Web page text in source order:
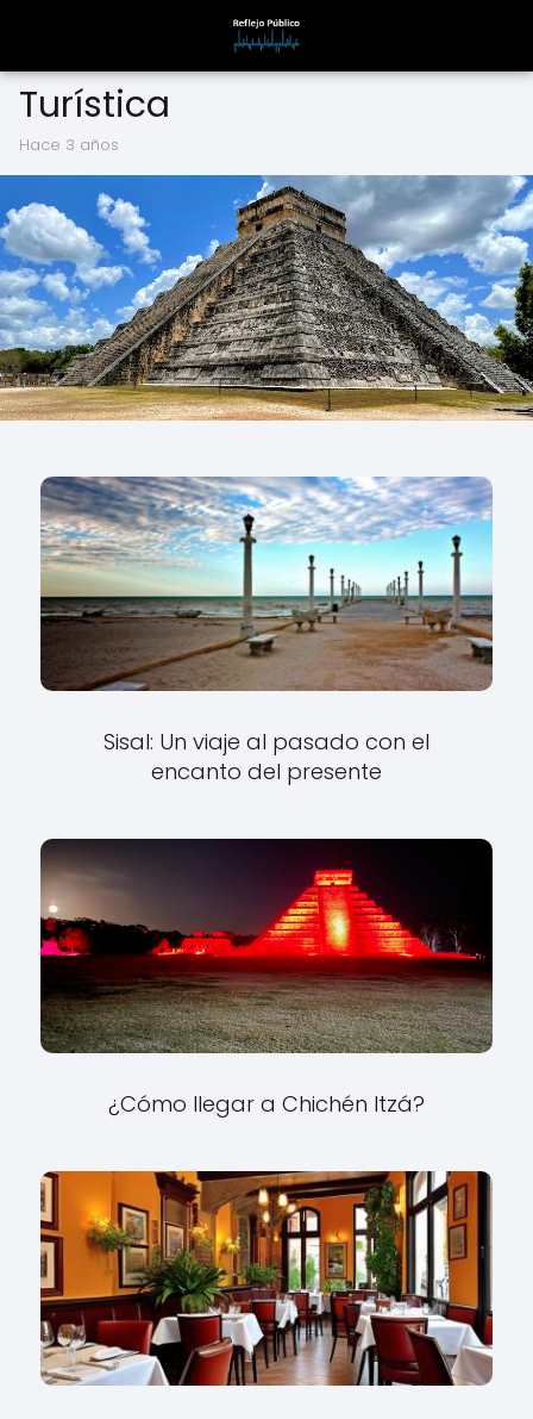
Turística
hace 3 años
Sisal: Un viaje al pasado con el
encanto del presente
¿Cómo llegar a Chichén Itzá?